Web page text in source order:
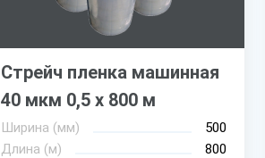
Стрейч пленка машинная
40 мкм 0,5 х 800 м
Ширина (мм)
500
Длина (м)
800